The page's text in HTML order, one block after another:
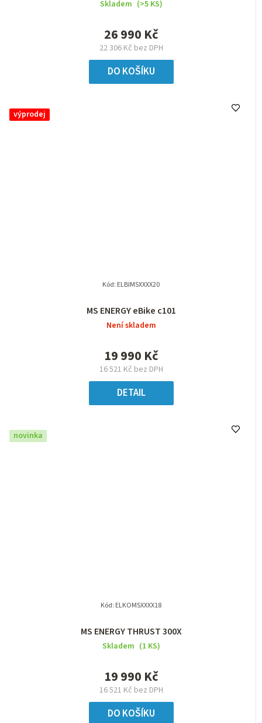
Skladem (>5 KS)
22 306 Kč bez DPH
26 990 Kč
DO KOŠÍKU
výprodej
MS ENERGY eBike c101
Není skladem
16 521 Kč bez DPH
19 990 Kč
DETAIL
Kód: ELBIMSXXXX20
novinka
MS ENERGY THRUST 300X
Skladem (1 KS)
16 521 Kč bez DPH
19 990 Kč
DO KOŠÍKU
Kód: ELKOMSXXXX18